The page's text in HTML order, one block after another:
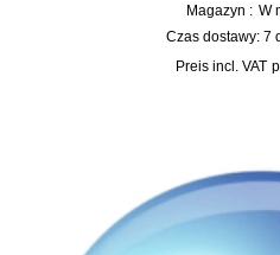
Magazyn : W
Czas dostawy: 7
incl. VAT